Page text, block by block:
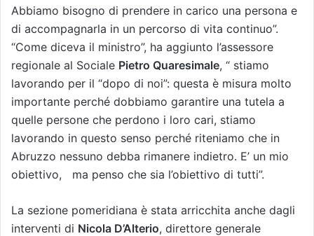
Abbiamo bisogno di prendere in carico una persona e
di accompagnarla in un percorso di vita continuo”.
“Come diceva il ministro”, ha aggiunto l’assessore
regionale al Sociale Pietro Quaresimale, “ stiamo
lavorando per il “dopo di noi”: questa è misura molto
importante perché dobbiamo garantire una tutela a
quelle persone che perdono i loro cari, stiamo
lavorando in questo senso perché riteniamo che in
Abruzzo nessuno debba rimanere indietro. E’ un mio
obiettivo, ma penso che sia l’obiettivo di tutti”.
La sezione pomeridiana è stata arricchita anche dagli
interventi di Nicola D’Alterio, direttore generale